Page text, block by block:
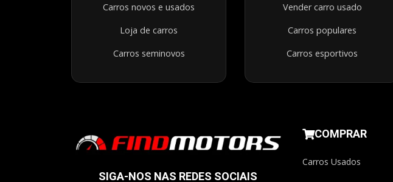
Carros novos e usados
Loja de carros
Carros seminovos
Vender carro usado
Carros populares
Carros esportivos
SIGA-NOS NAS REDES SOCIAIS
COMPRAR
Carros Usados